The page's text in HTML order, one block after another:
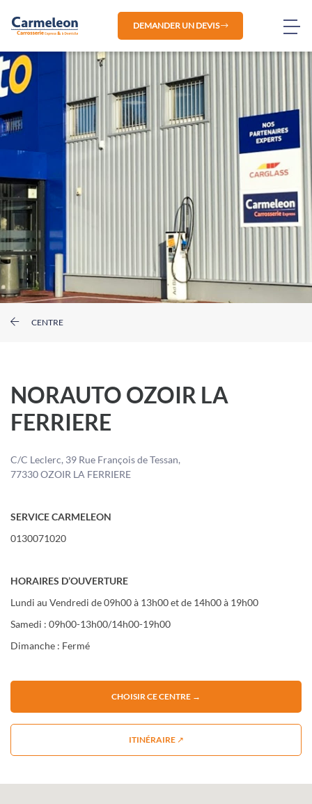
DEMANDER UN DEVIS
CENTRE
NORAUTO OZOIR LA
FERRIERE
C/C Leclerc, 39 Rue François de Tessan,
77330 OZOIR LA FERRIERE
SERVICE CARMELEON
0130071020
HORAIRES D’OUVERTURE
Lundi au Vendredi de 09h00 à 13h00 et de 14h00 à 19h00
Samedi : 09h00-13h00/14h00-19h00
Dimanche : Fermé
CHOISIR CE CENTRE →
ITINÉRAIRE ↗